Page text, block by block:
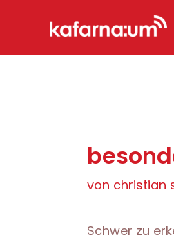
springen
von christian
Schwer zu